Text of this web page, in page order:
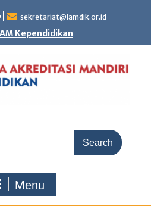
sekretariat@lamdik.or.id
Kependidikan
Menu